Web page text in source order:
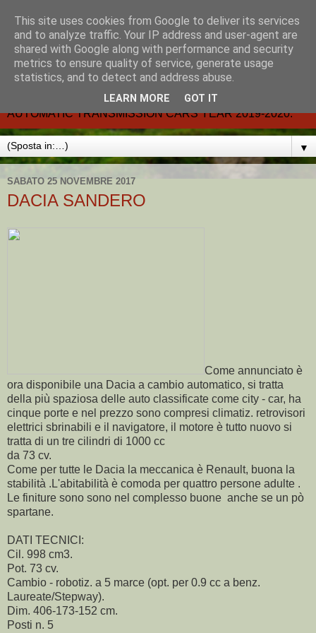
CARMATIC-®-All about
automatic cars.
Dal 2002- email.-marcvent@inwind.it.- NEW BOOK-
AUTOMATIC TRANSMISSION CARS YEAR 2019-2020.
▼
SABATO 25 NOVEMBRE 2017
DACIA SANDERO
Come annunciato è
ora disponibile una Dacia a cambio automatico, si tratta
della più spaziosa delle auto classificate come city - car, ha
cinque porte e nel prezzo sono compresi climatiz. retrovisori
elettrici sbrinabili e il navigatore, il motore è tutto nuovo si
tratta di un tre cilindri di 1000 cc
da 73 cv.
Come per tutte le Dacia la meccanica è Renault, buona la
stabilità .L'abitabilità è comoda per quattro persone adulte .
Le finiture sono sono nel complesso buone anche se un pò
spartane.
DATI TECNICI:
Cil. 998 cm3.
Pot. 73 cv.
Cambio - robotiz. a 5 marce (opt. per 0.9 cc a benz.
Laureate/Stepway).
Dim. 406-173-152 cm.
Posti n. 5
This site uses cookies from Google to deliver its services
and to analyze traffic. Your IP address and user-agent are
shared with Google along with performance and security
metrics to ensure quality of service, generate usage
statistics, and to detect and address abuse.
LEARN MORE GOT IT